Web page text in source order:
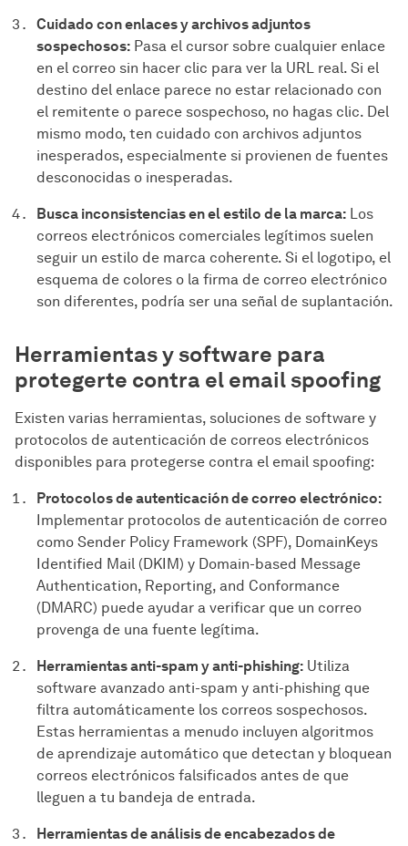
Cuidado con enlaces y archivos adjuntos
sospechosos: Pasa el cursor sobre cualquier enlace
en el correo sin hacer clic para ver la URL real. Si el
destino del enlace parece no estar relacionado con
el remitente o parece sospechoso, no hagas clic. Del
mismo modo, ten cuidado con archivos adjuntos
inesperados, especialmente si provienen de fuentes
desconocidas o inesperadas.
Busca inconsistencias en el estilo de la marca: Los
correos electrónicos comerciales legítimos suelen
seguir un estilo de marca coherente. Si el logotipo, el
esquema de colores o la firma de correo electrónico
son diferentes, podría ser una señal de suplantación.
Herramientas y software para
protegerte contra el email spoofing
Existen varias herramientas, soluciones de software y
protocolos de autenticación de correos electrónicos
disponibles para protegerse contra el email spoofing:
Protocolos de autenticación de correo electrónico:
Implementar protocolos de autenticación de correo
como Sender Policy Framework (SPF), DomainKeys
Identified Mail (DKIM) y Domain-based Message
Authentication, Reporting, and Conformance
(DMARC) puede ayudar a verificar que un correo
provenga de una fuente legítima.
Herramientas anti-spam y anti-phishing: Utiliza
software avanzado anti-spam y anti-phishing que
filtra automáticamente los correos sospechosos.
Estas herramientas a menudo incluyen algoritmos
de aprendizaje automático que detectan y bloquean
correos electrónicos falsificados antes de que
lleguen a tu bandeja de entrada.
Herramientas de análisis de encabezados de